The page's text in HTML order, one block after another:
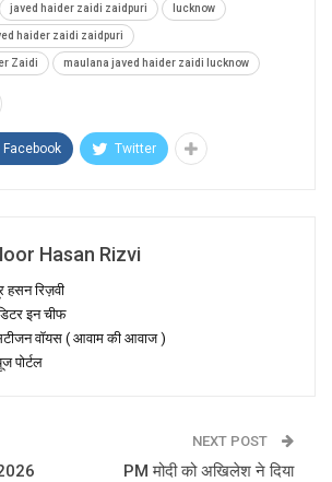
javed haider zaidi zaidpuri lucknow
haider zaidi zaidpuri
Zaidi maulana javed haider zaidi lucknow
Facebook Twitter
Hasan Rizvi
हसन रिज़वी
इन चीफ
वॉयस ( आवाम की आवाज )
पोर्टल
NEXT POST
PM मोदी को अखिलेश ने दिया